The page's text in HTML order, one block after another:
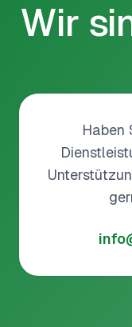
Wir
Haben